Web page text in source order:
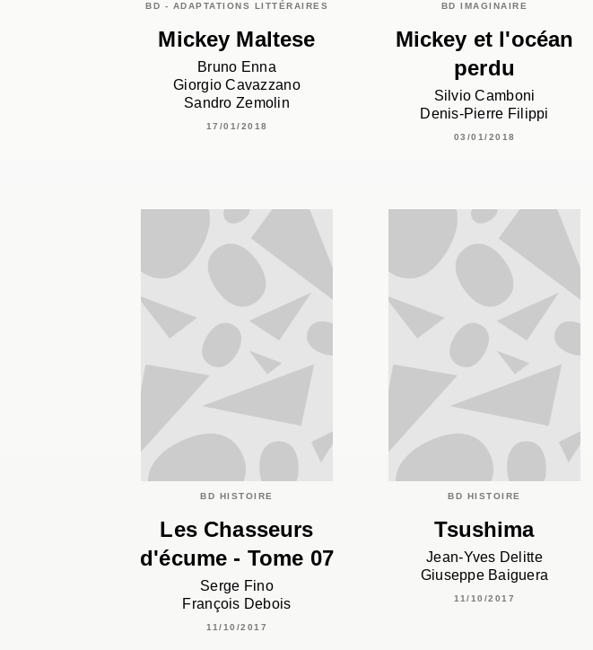
BD - ADAPTATIONS LITTÉRAIRES
Mickey Maltese
Bruno Enna
Giorgio Cavazzano
Sandro Zemolin
17/01/2018
BD IMAGINAIRE
Mickey et l'océan
perdu
Silvio Camboni
Denis-Pierre Filippi
03/01/2018
BD HISTOIRE
Les Chasseurs
d'écume - Tome 07
Serge Fino
François Debois
11/10/2017
BD HISTOIRE
Tsushima
Jean-Yves Delitte
Giuseppe Baiguera
11/10/2017